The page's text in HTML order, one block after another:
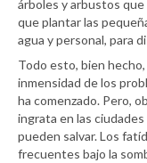
árboles y arbustos
que plantar las
agua y personal, para
Todo esto, bien
inmensidad de los
ha comenzado. Pero,
ingrata en las
pueden salvar. Los
frecuentes bajo la